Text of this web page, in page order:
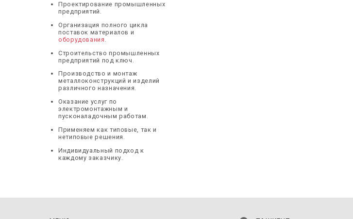
Проектирование промышленных
предприятий.
Организация полного цикла
поставок материалов и
оборудования
Строительство промышленных
предприятий под ключ.
Производство и монтаж
металлоконструкций и изделий
различного назначения.
Оказание услуг по
электромонтажным и
пусконаладочным работам.
Применяем как типовые, так и
нетиповые решения.
Индивидуальный подход к
каждому заказчику.